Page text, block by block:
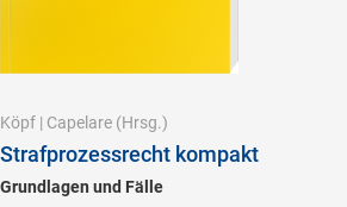
Köpf | Capelare (Hrsg.)
Strafprozessrecht kompakt
Grundlagen und Fälle